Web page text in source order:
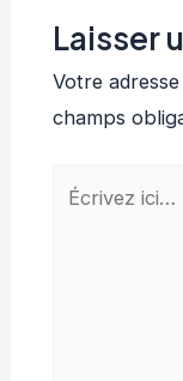
Laisser
Votre
champs
Écrivez